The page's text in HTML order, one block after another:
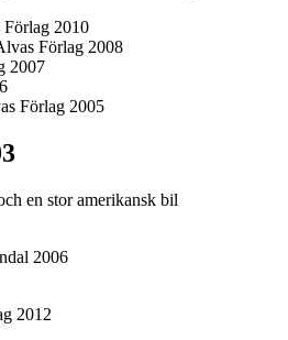
Förlag 2010
Förlag 2008
2007
Förlag 2005
en stor amerikansk bil
2006
2012